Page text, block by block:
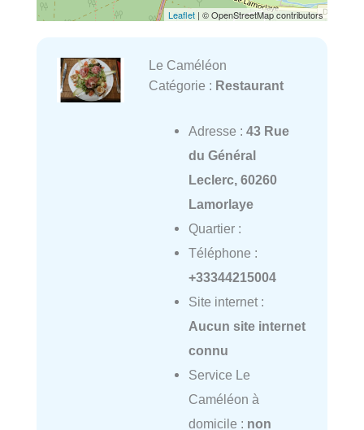
Leaflet | © OpenStreetMap contributors
Le Caméléon
Catégorie : Restaurant
Adresse : 43 Rue
du Général
Leclerc, 60260
Lamorlaye
Quartier :
Téléphone :
+33344215004
Site internet :
Aucun site internet
connu
Service Le
Caméléon à
domicile : non